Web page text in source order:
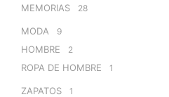
MEMORIAS 28
MODA 9
HOMBRE 2
ROPA DE HOMBRE 1
ZAPATOS 1